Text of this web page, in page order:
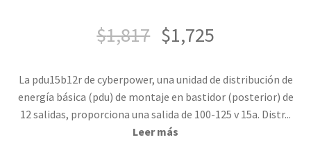
$1,817 $1,725
La pdu15b12r de cyberpower, una unidad de distribución de
energía básica (pdu) de montaje en bastidor (posterior) de
12 salidas, proporciona una salida de 100-125 v 15a. Distr...
Leer más